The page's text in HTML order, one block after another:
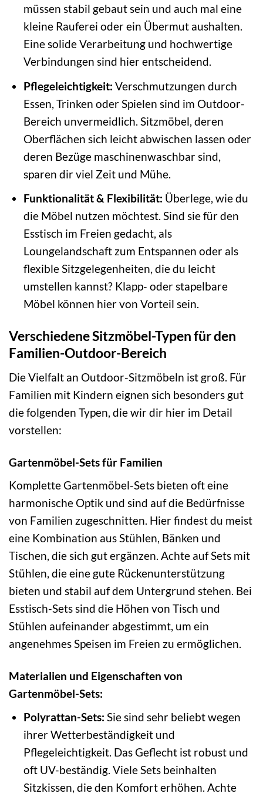
müssen stabil gebaut sein und auch mal eine
kleine Rauferei oder ein Übermut aushalten.
Eine solide Verarbeitung und hochwertige
Verbindungen sind hier entscheidend.
Pflegeleichtigkeit: Verschmutzungen durch
Essen, Trinken oder Spielen sind im Outdoor-
Bereich unvermeidlich. Sitzmöbel, deren
Oberflächen sich leicht abwischen lassen oder
deren Bezüge maschinenwaschbar sind,
sparen dir viel Zeit und Mühe.
Funktionalität & Flexibilität: Überlege, wie du
die Möbel nutzen möchtest. Sind sie für den
Esstisch im Freien gedacht, als
Loungelandschaft zum Entspannen oder als
flexible Sitzgelegenheiten, die du leicht
umstellen kannst? Klapp- oder stapelbare
Möbel können hier von Vorteil sein.
Verschiedene Sitzmöbel-Typen für den
Familien-Outdoor-Bereich
Die Vielfalt an Outdoor-Sitzmöbeln ist groß. Für
Familien mit Kindern eignen sich besonders gut
die folgenden Typen, die wir dir hier im Detail
vorstellen:
Gartenmöbel-Sets für Familien
Komplette Gartenmöbel-Sets bieten oft eine
harmonische Optik und sind auf die Bedürfnisse
von Familien zugeschnitten. Hier findest du meist
eine Kombination aus Stühlen, Bänken und
Tischen, die sich gut ergänzen. Achte auf Sets mit
Stühlen, die eine gute Rückenunterstützung
bieten und stabil auf dem Untergrund stehen. Bei
Esstisch-Sets sind die Höhen von Tisch und
Stühlen aufeinander abgestimmt, um ein
angenehmes Speisen im Freien zu ermöglichen.
Materialien und Eigenschaften von
Gartenmöbel-Sets:
Polyrattan-Sets: Sie sind sehr beliebt wegen
ihrer Wetterbeständigkeit und
Pflegeleichtigkeit. Das Geflecht ist robust und
oft UV-beständig. Viele Sets beinhalten
Sitzkissen, die den Komfort erhöhen. Achte